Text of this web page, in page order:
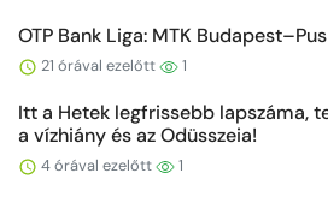
OTP Bank Liga: MTK
21 órával ezelőtt 1
Itt a Hetek legfrissebb lapszáma,
a vízhiány és az Odüsszeia!
4 órával ezelőtt 1